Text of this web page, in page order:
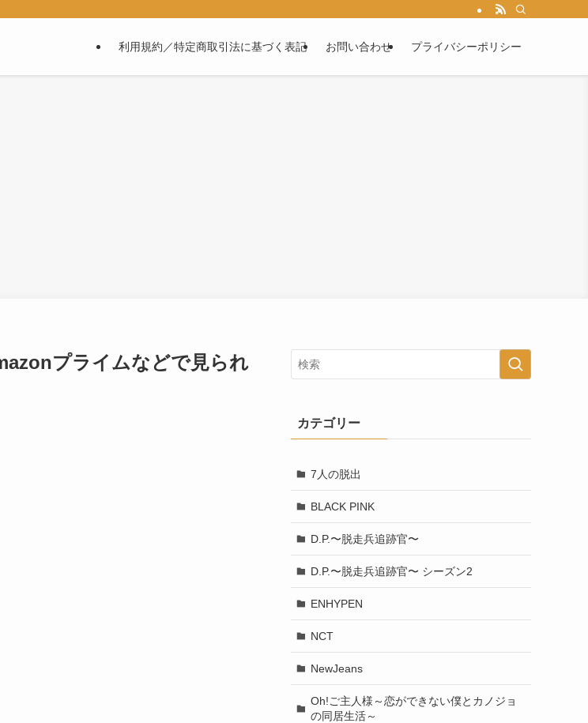
利用規約／特定商取引法に基づく表記 お問い合わせ プライバシーポリシー
プライムなどで見られ
カテゴリー
7人の脱出
BLACK PINK
D.P.〜脱走兵追跡官〜
D.P.〜脱走兵追跡官〜 シーズン2
ENHYPEN
NCT
NewJeans
Oh!ご主人様～恋ができない僕とカノジョ
の同居生活～